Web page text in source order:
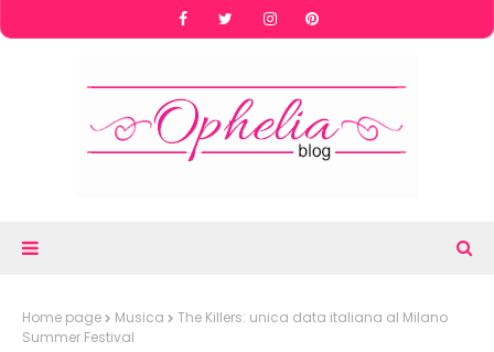
Home page Musica
The Killers: unica data italiana al Milano
Summer Festival